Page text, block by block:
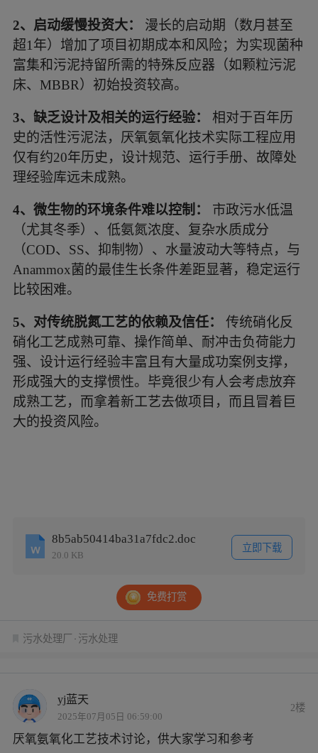
2、启动缓慢投资大：
漫长的启动期（数月甚至
超1年）增加了项目初期成本和风险；为实现菌种
富集和污泥持留所需的特殊反应器（如颗粒污泥
床、MBBR）初始投资较高。
3、缺乏设计及相关的运行经验：
相对于百年历
史的活性污泥法，厌氧氨氧化技术实际工程应用
仅有约20年历史，设计规范、运行手册、故障处
理经验库远未成熟。
4、微生物的环境条件难以控制：
市政污水低温
（尤其冬季）、低氨氮浓度、复杂水质成分
（COD、SS、抑制物）、水量波动大等特点，与
Anammox菌的最佳生长条件差距显著，稳定运行
比较困难。
5、对传统脱氮工艺的依赖及信任：
传统硝化反
硝化工艺成熟可靠、操作简单、耐冲击负荷能力
强、设计运行经验丰富且有大量成功案例支撑，
形成强大的支撑惯性。毕竟很少有人会考虑放弃
成熟工艺，而拿着新工艺去做项目，而且冒着巨
大的投资风险。
8b5ab50414ba31a7fdc2.doc
20.0 KB
立即下载
免费打赏
污水处理厂 污水处理
yj蓝天
2025年07月05日 06:59:00
2楼
厌氧氨氧化工艺技术讨论，供大家学习和参考